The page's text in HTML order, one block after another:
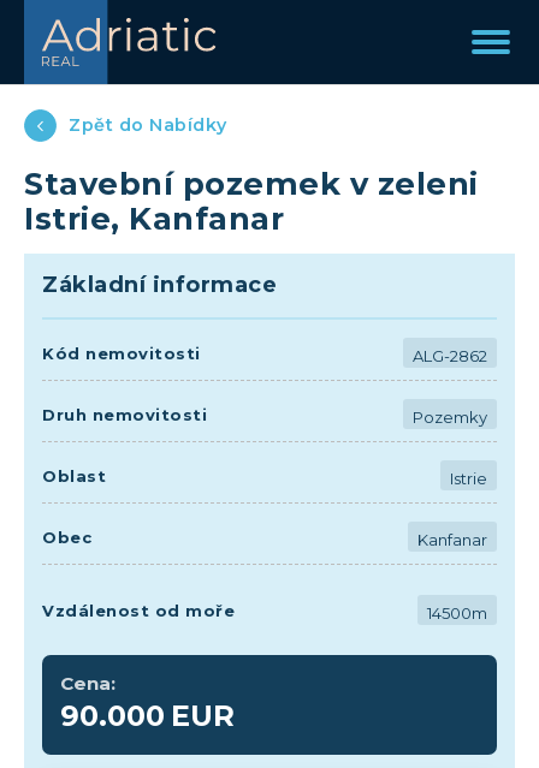
Zpět do Nabídky
Stavební pozemek v zeleni
Istrie, Kanfanar
Základní informace
Kód nemovitosti ALG-2862
Druh nemovitosti Pozemky
Oblast Istrie
Obec Kanfanar
Vzdálenost od moře 14500m
Cena:
90.000 EUR